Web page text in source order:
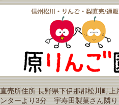
直売所住所 長野県下伊那郡松川町
ンターより3分 宇寿田製菓さん隣